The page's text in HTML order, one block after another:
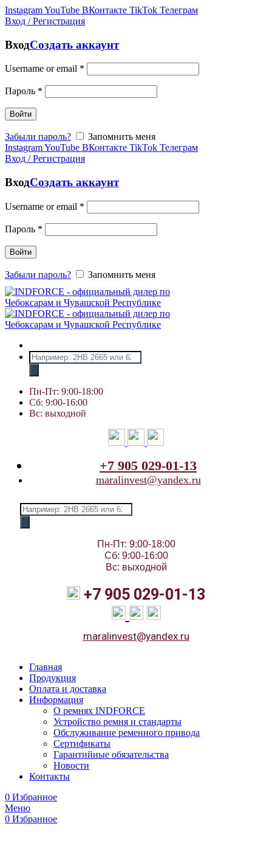
InstagramYouTube ВКонтакте TikTok Телеграм
Вход / Регистрация
ВходСоздать аккаунт
Username or email *
Пароль *
Войти
Забыли пароль?
Запомнить меня
InstagramYouTube ВКонтакте TikTok Телеграм
Вход / Регистрация
ВходСоздать аккаунт
Username or email *
Пароль *
Войти
Забыли пароль? Запомнить меня
Поиск
товаров
Пн-Пт: 9:00-18:00
Сб: 9:00-16:00
Вс: выходной
+7 905 029-01-13
maralinvest@yandex.ru
Поиск
товаров
Пн-Пт: 9:00-18:00
Сб: 9:00-16:00
Вс: выходной
+7 905 029-01-13
maralinvest@yandex.ru
Главная
Продукция
Оплата и доставка
Информация
О ремнях INDFORCE
Устройство ремня и стандарты
Обслуживание ременного привода
Сертификаты
Гарантийные обязательства
Новости
Контакты
0 Избранное
Меню
0 Избранное